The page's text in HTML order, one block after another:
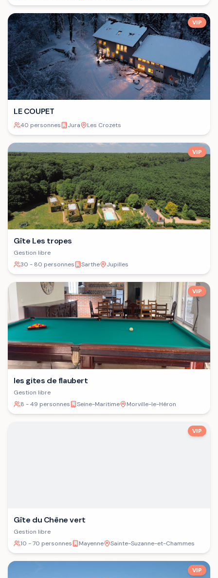
VIP
LE COUPET
40 personnes Jura Les Crozets
VIP
Gîte Les tropes
Gestion libre
30 - 80 personnes
Sarthe Jupilles
VIP
les gites de flaubert
Gestion libre
8 - 49 personnes
Seine-Maritime Morville-le-Héron
VIP
Gîte du Chêne vert
Gestion libre
10 - 70 personnes
Mayenne Sainte-Suzanne-et-Chammes
VIP